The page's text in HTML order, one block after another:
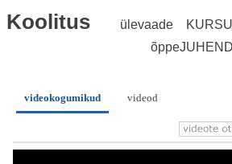
Koolitus ülevaade
videokogumikud videod